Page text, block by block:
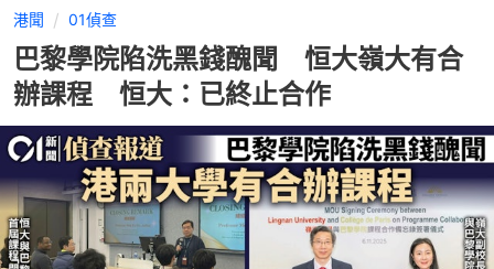
港聞 01偵查
巴黎學院陷洗黑錢醜聞 恒大嶺大有合
辦課程 恒大：已終止合作